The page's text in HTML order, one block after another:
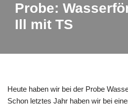
Probe:
Ill mit TS
Heute haben wir bei der Probe
Schon letztes Jahr haben wir bei